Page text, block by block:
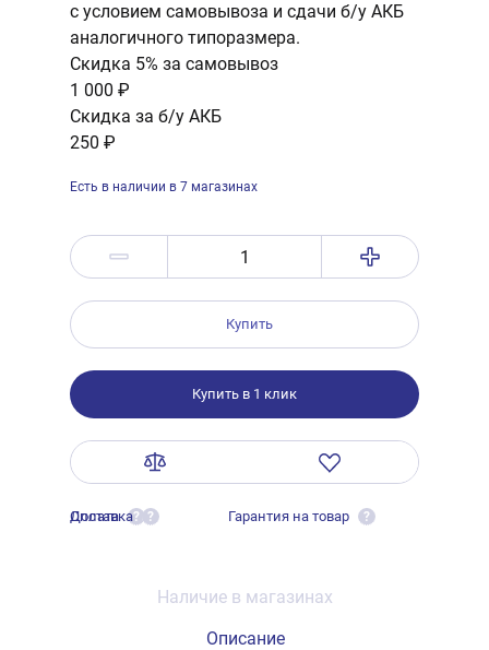
с условием самовывоза и сдачи б/у АКБ
аналогичного типоразмера.
Скидка 5% за самовывоз
1 000 ₽
Скидка за б/у АКБ
250 ₽
Есть в наличии в 7 магазинах
Купить
Купить в 1 клик
Оплата ?
Доставка ? Гарантия на товар ?
Наличие в магазинах
Описание